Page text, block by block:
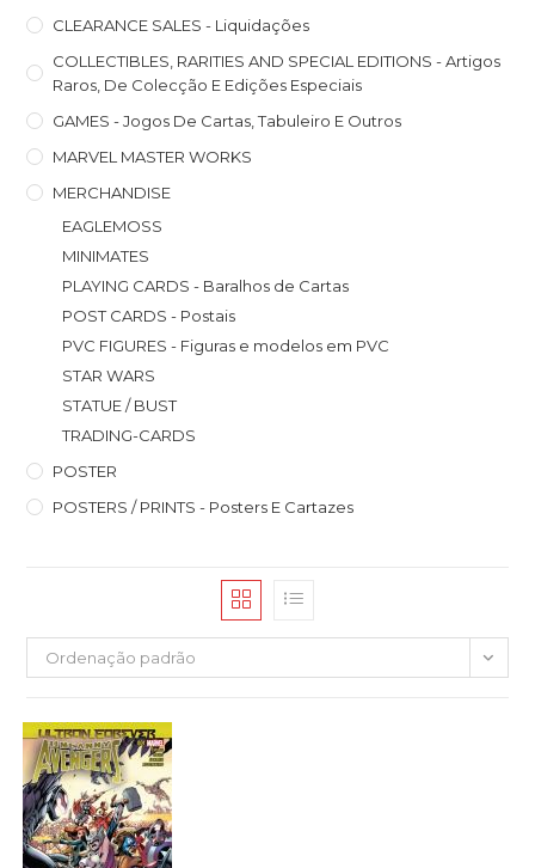
CLEARANCE SALES - Liquidações
COLLECTIBLES, RARITIES AND SPECIAL EDITIONS - Artigos
Raros, De Colecção E Edições Especiais
GAMES - Jogos De Cartas, Tabuleiro E Outros
MARVEL MASTER WORKS
MERCHANDISE
EAGLEMOSS
MINIMATES
PLAYING CARDS - Baralhos de Cartas
POST CARDS - Postais
PVC FIGURES - Figuras e modelos em PVC
STAR WARS
STATUE / BUST
TRADING-CARDS
POSTER
POSTERS / PRINTS - Posters E Cartazes
Ordenação padrão